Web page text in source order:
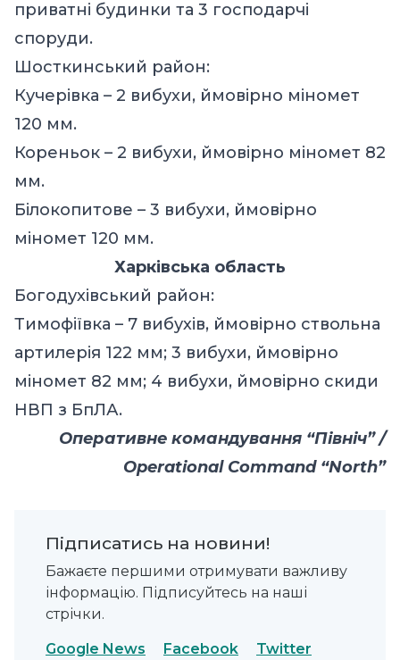
приватні будинки та 3 господарчі
споруди.
Шосткинський район:
Кучерівка – 2 вибухи, ймовірно міномет
120 мм.
Кореньок – 2 вибухи, ймовірно міномет 82
мм.
Білокопитове – 3 вибухи, ймовірно
міномет 120 мм.
Харківська область
Богодухівський район:
Тимофіївка – 7 вибухів, ймовірно ствольна
артилерія 122 мм; 3 вибухи, ймовірно
міномет 82 мм; 4 вибухи, ймовірно скиди
НВП з БпЛА.
Оперативне командування “Північ” /
Operational Command “North”
Підписатись на новини!
Бажаєте першими отримувати важливу
інформацію. Підписуйтесь на наші
стрічки.
Google News Facebook Twitter